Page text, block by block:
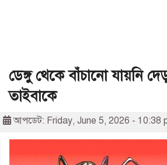
ডেঙ্গু থেকে বাঁচানো যায়নি
তাইবাকে
আপডেট: Friday, June 5, 2026 - 10:38